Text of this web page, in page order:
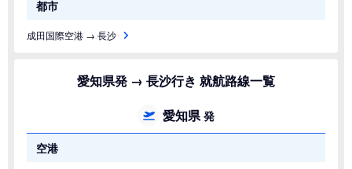
都市
成田国際空港 → 長沙
愛知県発 → 長沙行き 就航路線一覧
愛知県 発
空港